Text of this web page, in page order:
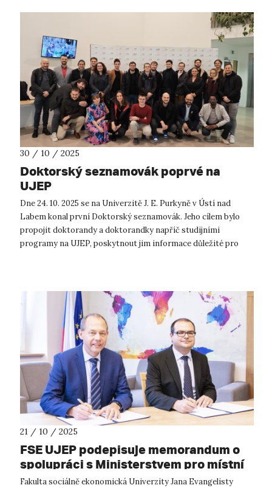
30 / 10 / 2025
Doktorský seznamovák poprvé na
UJEP
Dne 24. 10. 2025 se na Univerzitě J. E. Purkyně v Ústí nad
Labem konal první Doktorský seznamovák. Jeho cílem bylo
propojit doktorandy a doktorandky napříč studijními
programy na UJEP, poskytnout jim informace důležité pro
21 / 10 / 2025
FSE UJEP podepisuje memorandum o
spolupráci s Ministerstvem pro místní
rozvoj ČR
Fakulta sociálně ekonomická Univerzity Jana Evangelisty